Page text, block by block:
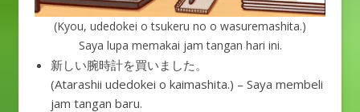
(Kyou, udedokei o tsukeru no o wasuremashita.)
Saya lupa memakai jam tangan hari ini.
新しい腕時計を買いました。
(Atarashii udedokei o kaimashita.) – Saya membeli
jam tangan baru.